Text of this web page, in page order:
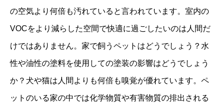
の空気より何倍も汚れていると言われています。室内の
VOCをより減らした空間で快適に過ごしたいのは人間だ
けではありません。家で飼うペットはどうでしょう？水
性や油性の塗料を使用しての塗装の影響はどうでしょう
か？犬や猫は人間よりも何倍も嗅覚が優れています。ペ
ットのいる家の中では化学物質や有害物質の排出される